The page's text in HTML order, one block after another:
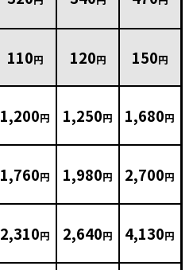
110円 120円 150円
1,200円 1,250円 1,680円
1,760円 1,980円 2,700円
2,310円 2,640円 4,130円